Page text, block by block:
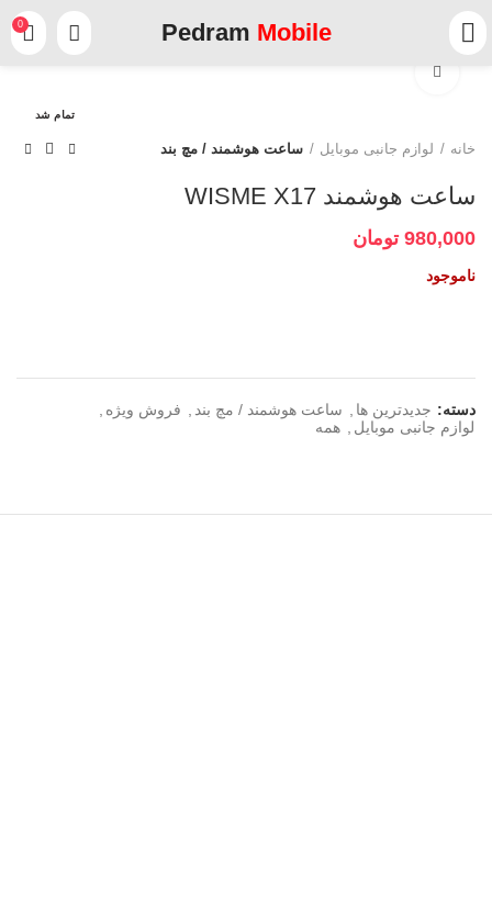
Pedram Mobile
0
تمام شد
خانه لوازم جانبی موبایل ساعت هوشمند / مچ بند
ساعت هوشمند WISME X17
980,000 تومان
ناموجود
دسته: جدیدترین ها ساعت هوشمند / مچ بند فروش ویژه
لوازم جانبی موبایل
همه